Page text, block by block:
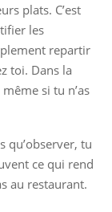
plats. C’est
les
repartir
toi. Dans la
si tu n’as
qu’observer, tu
ce qui rend
au restaurant.